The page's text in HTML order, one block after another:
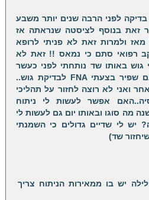
בדיקה לפני הרבה שנים יותר משבע
זאת בנוסף לציסטה שנראתה אז
ולמרות זאת לא פניתי לרופא
רפואי סתם כי נמאס !! זאת לא
באותו שד נותחתי לפני כעשר
שנים להוצאת גוש שהיה גם שפיר בצעתי FNA לבדיקת גוש..
ואני לא רוצה לחזור על תהליכי
אפשר לעשות לי ניתוח
מה סוגו ובאותו יום גם לעשות לי
יש לי שדיים גדולים כי השמנתי
שד)
יש בו ממאירות הניתוח צריך